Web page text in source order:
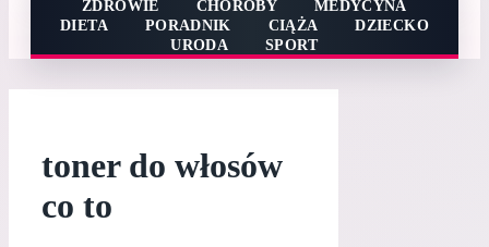
ZDROWIE
CHOROBY
MEDYCYNA
DIETA
PORADNIK CIĄŻA
DZIECKO
URODA
SPORT
toner do włosów
co to